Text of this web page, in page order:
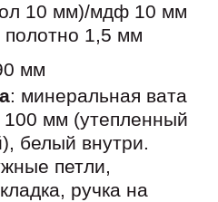
10 мм)/мдф 10 мм
полотно 1,5 мм
мм
: минеральная вата
100 мм (утепленный
белый внутри.
петли,
ручка на